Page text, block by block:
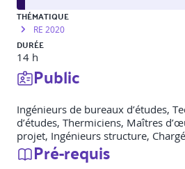
THÉMATIQUE
RE 2020
DURÉE
14 h
Public
Ingénieurs de bureaux d’études,
d’études, Thermiciens, Maîtres
projet, Ingénieurs structure,
Pré-requis